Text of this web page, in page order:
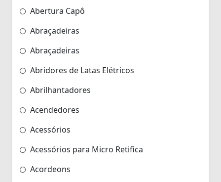
Abertura Capô
Abraçadeiras
Abraçadeiras
Abridores de Latas Elétricos
Abrilhantadores
Acendedores
Acessórios
Acessórios para Micro Retifica
Acordeons